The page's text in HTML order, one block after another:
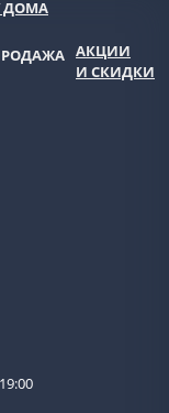
ДОМА
АКЦИИ
И СКИДКИ